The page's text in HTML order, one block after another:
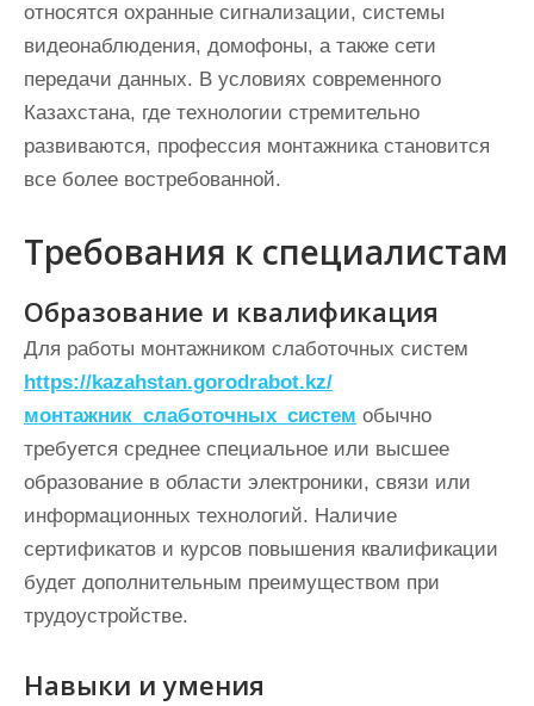
относятся охранные сигнализации, системы
видеонаблюдения, домофоны, а также сети
передачи данных. В условиях современного
Казахстана, где технологии стремительно
развиваются, профессия монтажника становится
все более востребованной.
Требования к специалистам
Образование и квалификация
Для работы монтажником слаботочных систем
https://kazahstan.gorodrabot.kz/
монтажник_слаботочных_систем обычно
требуется среднее специальное или высшее
образование в области электроники, связи или
информационных технологий. Наличие
сертификатов и курсов повышения квалификации
будет дополнительным преимуществом при
трудоустройстве.
Навыки и умения